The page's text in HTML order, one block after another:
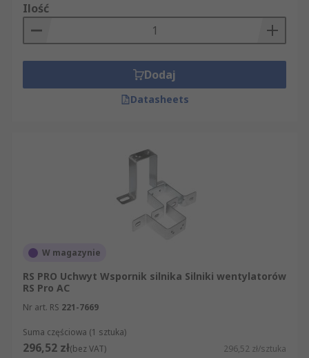
Ilość
Dodaj
Datasheets
W magazynie
RS PRO Uchwyt Wspornik silnika Silniki wentylatorów
RS Pro AC
Nr art. RS 221-7669
Suma częściowa (1 sztuka)
296,52 zł(bez VAT) 296,52 zł/sztuka